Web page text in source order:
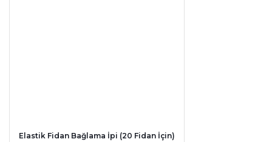
Elastik Fidan Bağlama İpi (20 Fidan İçin)